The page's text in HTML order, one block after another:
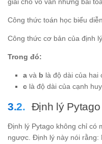
Công thức toán học biểu
Công thức cơ bản của định
Trong đó:
a và b là độ dài của hai
c là độ dài của cạnh
Định lý Pytago
Định lý Pytago không chỉ có
ngược. Định lý này nói rằng: